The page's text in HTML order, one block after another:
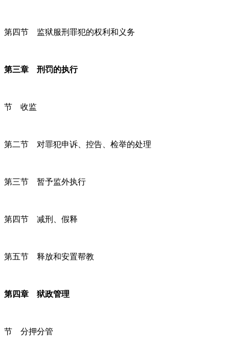
第四节 监狱服刑罪犯的权利和义务
第三章 刑罚的执行
节 收监
第二节 对罪犯申诉、控告、检举的处理
第三节 暂予监外执行
第四节 减刑、假释
第五节 释放和安置帮教
第四章 狱政管理
节 分押分管